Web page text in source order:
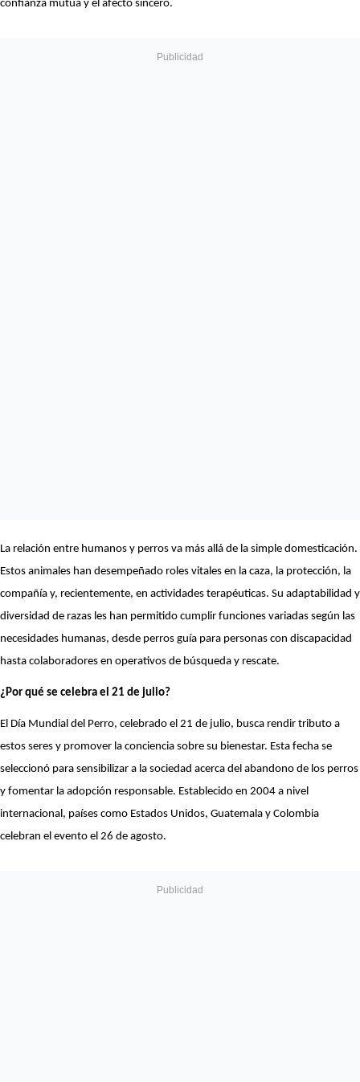
confianza mutua y el afecto sincero.
La relación entre humanos y perros va más allá de la simple domesticación.
Estos animales han desempeñado roles vitales en la caza, la protección, la
compañía y, recientemente, en actividades terapéuticas. Su adaptabilidad y
diversidad de razas les han permitido cumplir funciones variadas según las
necesidades humanas, desde perros guía para personas con discapacidad
hasta colaboradores en operativos de búsqueda y rescate.
¿Por qué se celebra el 21 de julio?
El Día Mundial del Perro, celebrado el 21 de julio, busca rendir tributo a
estos seres y promover la conciencia sobre su bienestar. Esta fecha se
seleccionó para sensibilizar a la sociedad acerca del abandono de los perros
y fomentar la adopción responsable. Establecido en 2004 a nivel
internacional, países como Estados Unidos, Guatemala y Colombia
celebran el evento el 26 de agosto.